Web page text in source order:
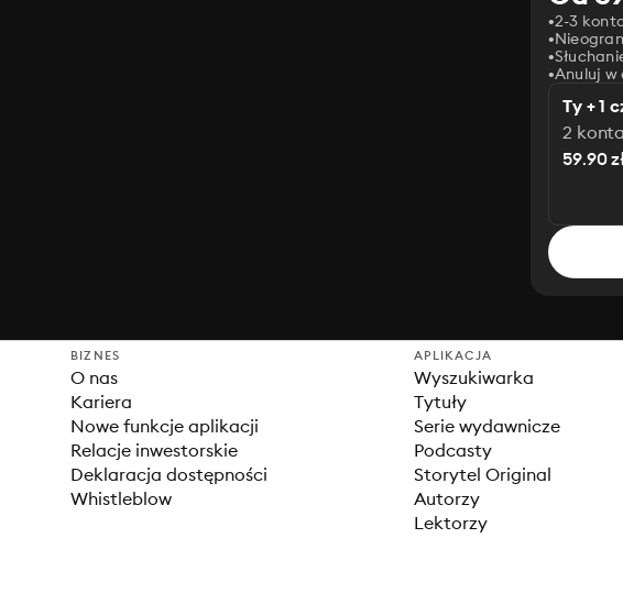
2-3
Anuluj w
Ty + 1
2 konta
59.90
BIZNES
O nas
Kariera
Nowe funkcje aplikacji
Relacje inwestorskie
Deklaracja dostępności
Whistleblow
APLIKACJA
Wyszukiwarka
Tytuły
Serie wydawnicze
Podcasty
Storytel Original
Autorzy
Lektorzy